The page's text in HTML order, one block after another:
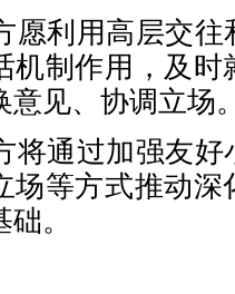
愿利用高层交
机制作用，及
意见、协调立场
将通过加强友
场等方式推动
。